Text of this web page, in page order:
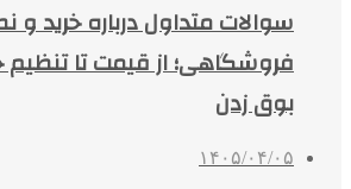
سوالات متداول درباره خرید
فروشگاهی؛ از قیمت تا
بوق زدن
۱۴۰۵/۰۴/۰۵